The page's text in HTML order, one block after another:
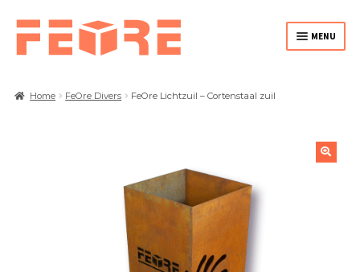
MENU
VUURKORVEN / VUURBAKKEN
CORTEN DIVERS
Home FeOre Divers FeOre Lichtzuil – Cortenstaal zuil